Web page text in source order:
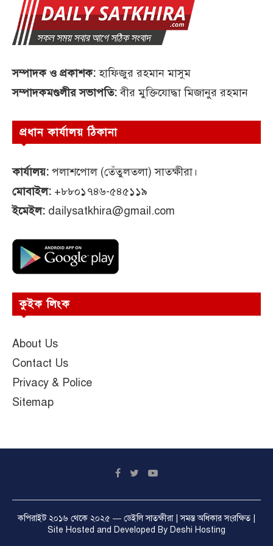
সম্পাদক ও প্রকাশক:হাফিজুর রহমান মাসুম
সম্পাদকমণ্ডলীর সভাপতি:বীর মুক্তিযোদ্ধা মিজানুর রহমান
প্রধান কার্যালয় ঠিকানা
কার্যালয়: পলাশপোল (তেঁতুলতলা) সাতক্ষীরা।
মোবাইল: +৮৮০১৭৪৬-৫৪৫১১৯
ইমেইল: dailysatkhira@gmail.com
কুইক লিংক
About Us
Contact Us
Privacy & Police
Sitemap
কপিরাইট ২০১৬ থেকে ২০২৫ — ডেইলি সাতক্ষীরা| সমস্ত অধিকার সংরক্ষিত |
Site Hosted and Developed By Deshi Hosting